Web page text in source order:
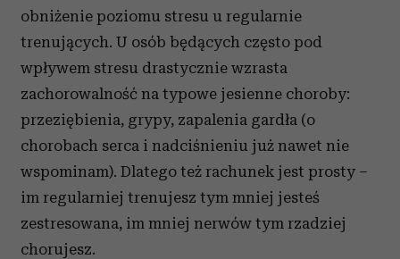
obniżenie poziomu stresu u regularnie
trenujących. U osób będących często pod
wpływem stresu drastycznie wzrasta
zachorowalność na typowe jesienne choroby:
przeziębienia, grypy, zapalenia gardła (o
chorobach serca i nadciśnieniu już nawet nie
wspominam). Dlatego też rachunek jest prosty –
im regularniej trenujesz tym mniej jesteś
zestresowana, im mniej nerwów tym rzadziej
chorujesz.